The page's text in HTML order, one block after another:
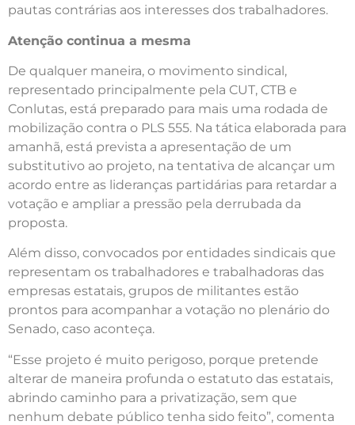
pautas contrárias aos interesses dos trabalhadores.
Atenção continua a mesma
De qualquer maneira, o movimento sindical,
representado principalmente pela CUT, CTB e
Conlutas, está preparado para mais uma rodada de
mobilização contra o PLS 555. Na tática elaborada para
amanhã, está prevista a apresentação de um
substitutivo ao projeto, na tentativa de alcançar um
acordo entre as lideranças partidárias para retardar a
votação e ampliar a pressão pela derrubada da
proposta.
Além disso, convocados por entidades sindicais que
representam os trabalhadores e trabalhadoras das
empresas estatais, grupos de militantes estão
prontos para acompanhar a votação no plenário do
Senado, caso aconteça.
“Esse projeto é muito perigoso, porque pretende
alterar de maneira profunda o estatuto das estatais,
abrindo caminho para a privatização, sem que
nenhum debate público tenha sido feito”, comenta